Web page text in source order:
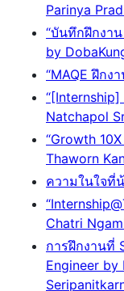
Parinya
“บันทึกฝึกงา
by
“MAQE ฝึกง
Natchapol
“Growth
Thaworn
ความในใจที่
Chatri
การฝึกงานที่
Engineer by